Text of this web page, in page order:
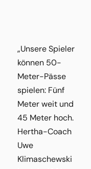
„Unsere Spieler
können 50-
Meter-Pässe
spielen: Fünf
Meter weit und
45 Meter hoch.
Hertha-Coach
Uwe
Klimaschewski